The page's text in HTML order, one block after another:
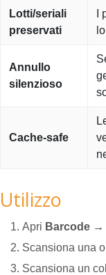
Lotti/seriali
preservati
Annullo
silenzioso
Cache-safe
Utilizzo
Apri Barcode →
Scansiona una
Scansiona un